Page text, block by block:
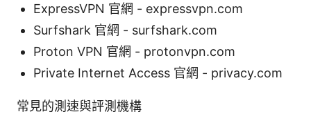
ExpressVPN 官網 - expressvpn.com
Surfshark 官網 - surfshark.com
Proton VPN 官網 - protonvpn.com
Private Internet Access 官網 - privacy.com
常見的測速與評測機構